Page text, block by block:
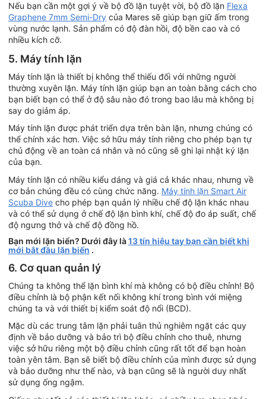
Nếu bạn cần một gợi ý về bộ đồ lặn tuyệt vời, bộ đồ lặn Flexa
Graphene 7mm Semi-Dry của Mares sẽ giúp bạn giữ ấm trong
vùng nước lạnh. Sản phẩm có độ đàn hồi, độ bền cao và có
nhiều kích cỡ.
5. Máy tính lặn
Máy tính lặn là thiết bị không thể thiếu đối với những người
thường xuyên lặn. Máy tính lặn giúp bạn an toàn bằng cách cho
bạn biết bạn có thể ở độ sâu nào đó trong bao lâu mà không bị
say do giảm áp.
Máy tính lặn được phát triển dựa trên bàn lặn, nhưng chúng có
thể chính xác hơn. Việc sở hữu máy tính riêng cho phép bạn tự
chủ động về an toàn cá nhân và nó cũng sẽ ghi lại nhật ký lặn
của bạn.
Máy tính lặn có nhiều kiểu dáng và giá cả khác nhau, nhưng về
cơ bản chúng đều có cùng chức năng. Máy tính lặn Smart Air
Scuba Dive cho phép bạn quản lý nhiều chế độ lặn khác nhau
và có thể sử dụng ở chế độ lặn bình khí, chế độ đo áp suất, chế
độ ngưng thở và chế độ đồng hồ.
Bạn mới lặn biển? Dưới đây là13 tín hiệu tay bạn cần biết khi
mới bắt đầu lặn biển .
6. Cơ quan quản lý
Chúng ta không thể lặn bình khí mà không có bộ điều chỉnh! Bộ
điều chỉnh là bộ phận kết nối không khí trong bình với miệng
chúng ta và với thiết bị kiểm soát độ nổi (BCD).
Mặc dù các trung tâm lặn phải tuân thủ nghiêm ngặt các quy
định về bảo dưỡng và bảo trì bộ điều chỉnh cho thuê, nhưng
việc sở hữu riêng một bộ điều chỉnh cũng rất tốt để bạn hoàn
toàn yên tâm. Bạn sẽ biết bộ điều chỉnh của mình được sử dụng
và bảo dưỡng như thế nào, và bạn cũng sẽ là người duy nhất
sử dụng ống ngậm.